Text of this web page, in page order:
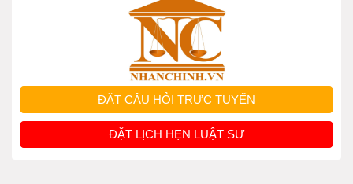
ĐẶT CÂU HỎI TRỰC TUYẾN
ĐẶT LỊCH HẸN LUẬT SƯ